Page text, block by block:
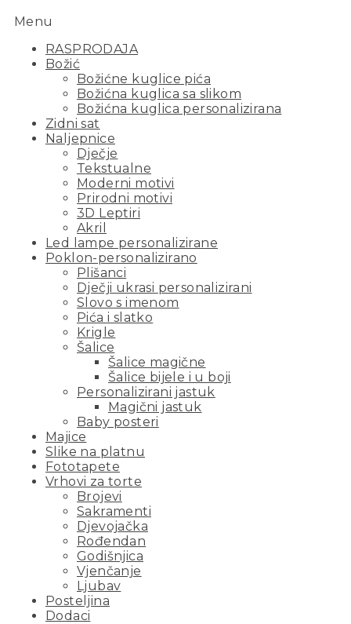
Menu
RASPRODAJA
Božić
Božićne kuglice pića
Božićna kuglica sa slikom
Božićna kuglica personalizirana
Zidni sat
Naljepnice
Dječje
Tekstualne
Moderni motivi
Prirodni motivi
3D Leptiri
Akril
Led lampe personalizirane
Poklon-personalizirano
Plišanci
Dječji ukrasi personalizirani
Slovo s imenom
Pića i slatko
Krigle
Šalice
Šalice magične
Šalice bijele i u boji
Personalizirani jastuk
Magični jastuk
Baby posteri
Majice
Slike na platnu
Fototapete
Vrhovi za torte
Brojevi
Sakramenti
Djevojačka
Rođendan
Godišnjica
Vjenčanje
Ljubav
Posteljina
Dodaci